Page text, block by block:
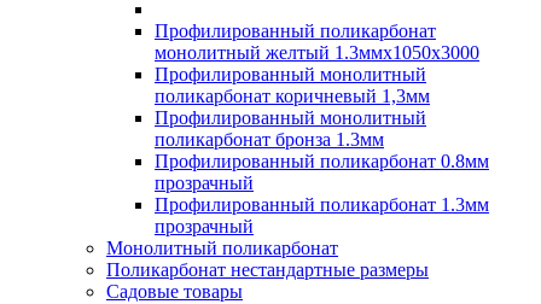
Профилированный поликарбонат
монолитный желтый 1.3ммх1050х3000
Профилированный монолитный
поликарбонат коричневый 1,3мм
Профилированный монолитный
поликарбонат бронза 1.3мм
Профилированный поликарбонат 0.8мм
прозрачный
Профилированный поликарбонат 1.3мм
прозрачный
Монолитный поликарбонат
Поликарбонат нестандартные размеры
Садовые товары